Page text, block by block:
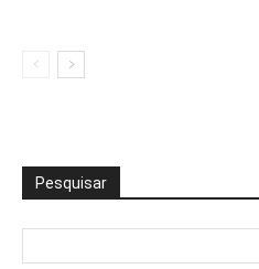
Pesquisar